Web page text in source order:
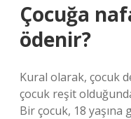
Çocuğa
ödenir?
Kural olarak, çocuk
çocuk reşit
Bir çocuk, 18 yaşına